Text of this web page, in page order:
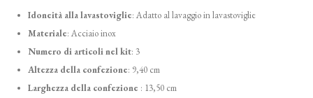
Idoneità alla lavastoviglie: Adatto al lavaggio in lavastoviglie
Materiale: Acciaio inox
Numero di articoli nel kit: 3
Altezza della confezione: 9,40 cm
Larghezza della confezione : 13,50 cm